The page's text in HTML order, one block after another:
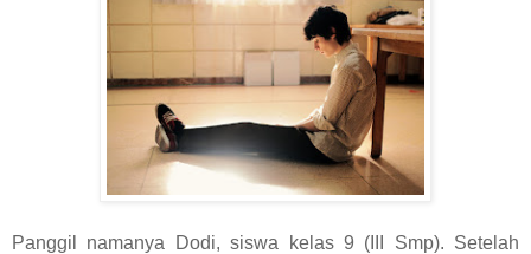
Panggil namanya Dodi, siswa kelas 9 (III Smp). Setelah